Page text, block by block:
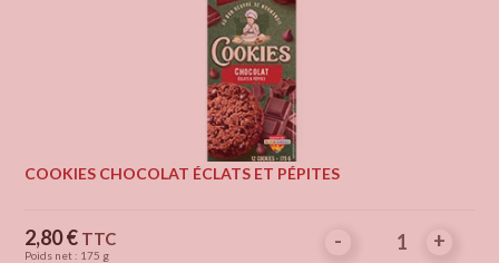
COOKIES CHOCOLAT ÉCLATS ET PÉPITES
Prix
2,80 € TTC
Poids net : 175 g
- +
- +